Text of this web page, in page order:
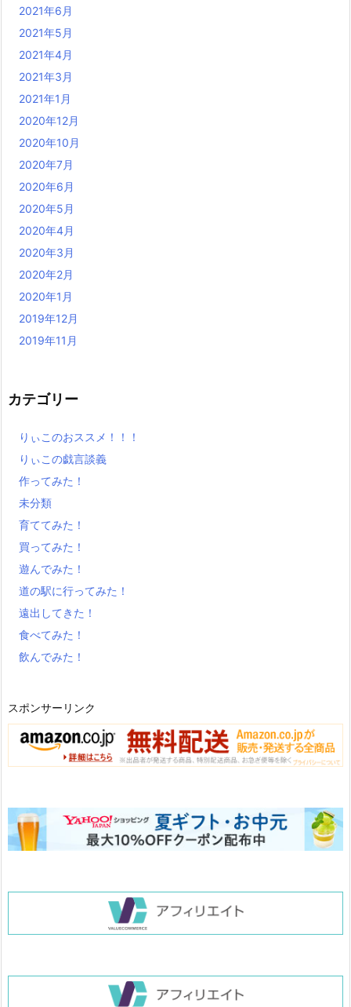
2021年6月
2021年5月
2021年4月
2021年3月
2021年1月
2020年12月
2020年10月
2020年7月
2020年6月
2020年5月
2020年4月
2020年3月
2020年2月
2020年1月
2019年12月
2019年11月
カテゴリー
りぃこのおススメ！！！
りぃこの戯言談義
作ってみた！
未分類
育ててみた！
買ってみた！
遊んでみた！
道の駅に行ってみた！
遠出してきた！
食べてみた！
飲んでみた！
スポンサーリンク